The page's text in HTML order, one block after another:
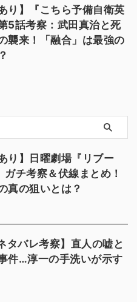
り】『こちら予備自衛英
5話考察：武田真治と死
襲来！「融合」は最強の
り】日曜劇場『リブー
チ考察＆伏線まとめ！
真の狙いとは？
タバレ考察】直人の嘘と
件…淳一の手洗いが示す